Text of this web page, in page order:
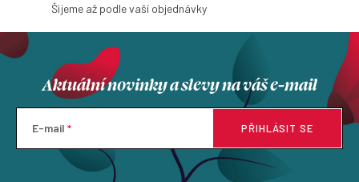
Šijeme až podle vaší objednávky
Aktuální novinky a slevy na váš e-mail
E-mail PŘIHLÁSIT SE